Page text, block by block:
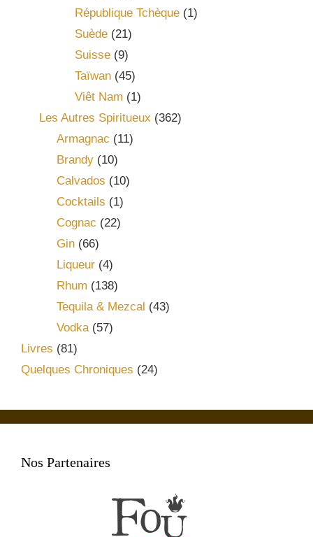
République Tchèque(1)
Suède(21)
Suisse(9)
Taïwan(45)
Viêt Nam (1)
Les Autres Spiritueux (362)
Armagnac (11)
Brandy (10)
Calvados (10)
Cocktails (1)
Cognac (22)
Gin (66)
Liqueur (4)
Rhum (138)
Tequila & Mezcal (43)
Vodka(57)
Livres (81)
Quelques Chroniques (24)
Nos Partenaires